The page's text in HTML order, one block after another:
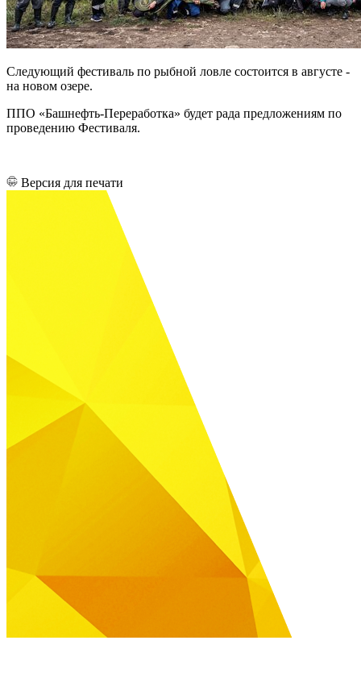
Следующий фестиваль по рыбной ловле состоится в августе -
на новом озере.
ППО «Башнефть-Переработка» будет рада предложениям по
проведению Фестиваля.
Версия для печати